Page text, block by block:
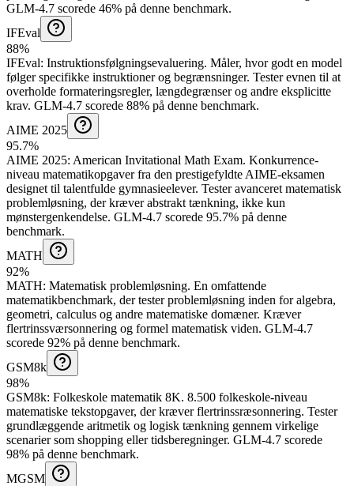
GLM-4.7 scorede 46% på denne benchmark.
IFEval
88%
IFEval: Instruktionsfølgningsevaluering. Måler, hvor godt en model
følger specifikke instruktioner og begrænsninger. Tester evnen til at
overholde formateringsregler, længdegrænser og andre eksplicitte
krav. GLM-4.7 scorede 88% på denne benchmark.
AIME 2025
95.7%
AIME 2025: American Invitational Math Exam. Konkurrence-
niveau matematikopgaver fra den prestigefyldte AIME-eksamen
designet til talentfulde gymnasieelever. Tester avanceret matematisk
problemløsning, der kræver abstrakt tænkning, ikke kun
mønstergenkendelse. GLM-4.7 scorede 95.7% på denne
benchmark.
MATH
92%
MATH: Matematisk problemløsning. En omfattende
matematikbenchmark, der tester problemløsning inden for algebra,
geometri, calculus og andre matematiske domæner. Kræver
flertrinssværsonnering og formel matematisk viden. GLM-4.7
scorede 92% på denne benchmark.
GSM8k
98%
GSM8k: Folkeskole matematik 8K. 8.500 folkeskole-niveau
matematiske tekstopgaver, der kræver flertrinssræsonnering. Tester
grundlæggende aritmetik og logisk tænkning gennem virkelige
scenarier som shopping eller tidsberegninger. GLM-4.7 scorede
98% på denne benchmark.
MGSM